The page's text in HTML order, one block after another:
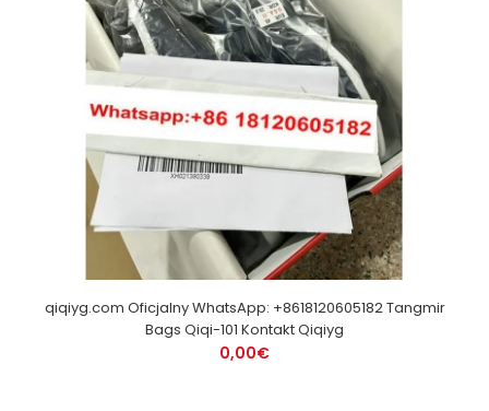
qiqiyg.com Oficjalny WhatsApp: +8618120605182 Tangmir
Bags Qiqi-101 Kontakt Qiqiyg
0,00€